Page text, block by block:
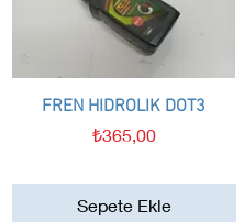
Hızlı Bakış
FREN HIDROLIK DOT3
Fiyat
₺365,00
Sepete Ekle